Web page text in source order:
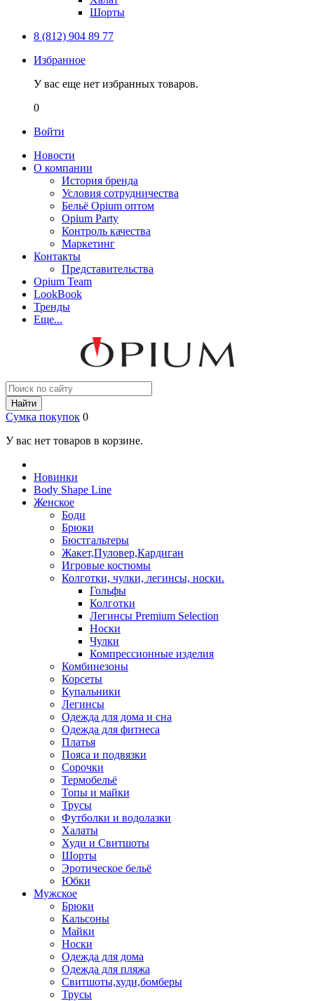
Шорты
8 (812) 904 89 77
Избранное
У вас еще нет избранных товаров.
0
Войти
Новости
О компании
История бренда
Условия сотрудничества
Бельё Opium оптом
Opium Party
Контроль качества
Маркетинг
Контакты
Представительства
Opium Team
LookBook
Тренды
Еще...
Найти
Сумка покупок 0
У вас нет товаров в корзине.
Новинки
Body Shape Line
Женское
Боди
Брюки
Бюстгальтеры
Жакет,Пуловер,Кардиган
Игровые костюмы
Колготки, чулки, легинсы, носки.
Гольфы
Колготки
Легинсы Premium Selection
Носки
Чулки
Компрессионные изделия
Комбинезоны
Корсеты
Купальники
Легинсы
Одежда для дома и сна
Одежда для фитнеса
Платья
Пояса и подвязки
Сорочки
Термобельё
Топы и майки
Трусы
Футболки и водолазки
Халаты
Худи и Свитшоты
Шорты
Эротическое бельё
Юбки
Мужское
Брюки
Кальсоны
Майки
Носки
Одежда для дома
Одежда для пляжа
Свитшоты,худи,бомберы
Трусы